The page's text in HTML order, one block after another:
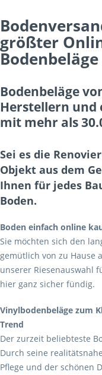
größter
Bodenbeläge
Herstellern
mit mehr als
Sei es die
Objekt aus dem
Ihnen für jedes
Boden.
Boden einfach online
Sie möchten sich den
gemütlich von zu Hause
unserer Riesenauswahl
hier ganz sicher fündig.
Vinylbodenbeläge zum
Trend
Der zurzeit beliebteste
Durch seine
Pflege und der schönen